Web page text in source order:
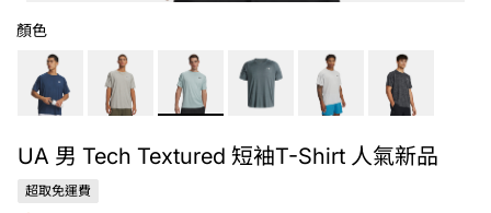
顏色
UA 男 Tech Textured 短袖T-Shirt 人氣新品
超取免運費